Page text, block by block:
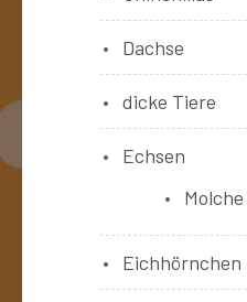
Dachse
dicke Tiere
Echsen
Molche
Eichhörnchen